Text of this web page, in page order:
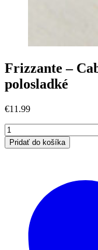
Frizzante –
polosladké
€11.99
množstvo
Frizzante
-
polosladké
Pridať do košíka